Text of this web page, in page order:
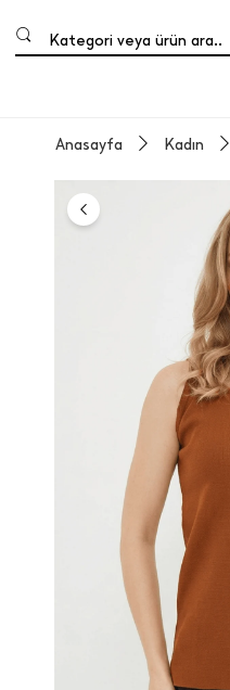
Kategori veya ürün ara..
Kadın
Anasayfa